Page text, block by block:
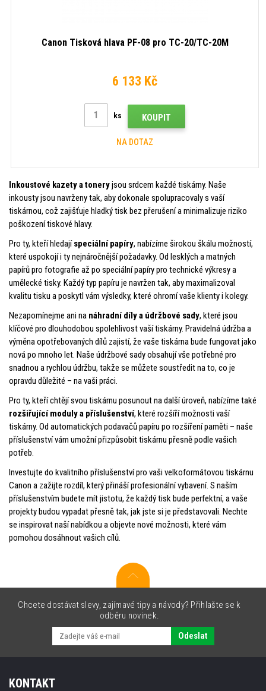
Canon Tisková hlava PF-08 pro TC-20/TC-20M
6 133 Kč
ks KOUPIT
NA DOTAZ
Inkoustové kazety a toneryjsou srdcem každé tiskárny. Naše
inkousty jsou navrženy tak, aby dokonale spolupracovaly s vaší
tiskárnou, což zajišťuje hladký tisk bez přerušení a minimalizuje riziko
poškození tiskové hlavy.
Pro ty, kteří hledajíspeciální papíry, nabízíme širokou škálu možností,
které uspokojí i ty nejnáročnější požadavky. Od lesklých a matných
papírů pro fotografie až po speciální papíry pro technické výkresy a
umělecké tisky. Každý typ papíru je navržen tak, aby maximalizoval
kvalitu tisku a poskytl vám výsledky, které ohromí vaše klienty i kolegy.
Nezapomínejme ani na náhradní díly a údržbové sady, které jsou
klíčové pro dlouhodobou spolehlivost vaší tiskárny. Pravidelná údržba a
výměna opotřebovaných dílů zajistí, že vaše tiskárna bude fungovat jako
nová po mnoho let. Naše údržbové sady obsahují vše potřebné pro
snadnou a rychlou údržbu, takže se můžete soustředit na to, co je
opravdu důležité – na vaši práci.
Pro ty, kteří chtějí svou tiskárnu posunout na další úroveň, nabízíme také
rozšiřující moduly a příslušenství, které rozšíří možnosti vaší
tiskárny. Od automatických podavačů papíru po rozšíření paměti – naše
příslušenství vám umožní přizpůsobit tiskárnu přesně podle vašich
potřeb.
Investujte do kvalitního příslušenství pro vaši velkoformátovou tiskárnu
Canon a zažijte rozdíl, který přináší profesionální vybavení. S naším
příslušenstvím budete mít jistotu, že každý tisk bude perfektní, a vaše
projekty budou vypadat přesně tak, jak jste si je představovali. Nechte
se inspirovat naší nabídkou a objevte nové možnosti, které vám
pomohou dosáhnout vašich cílů.
Chcete dostávat slevy, zajímavé tipy a návody? Přihlašte se k
odběru novinek.
Odeslat
KONTAKT